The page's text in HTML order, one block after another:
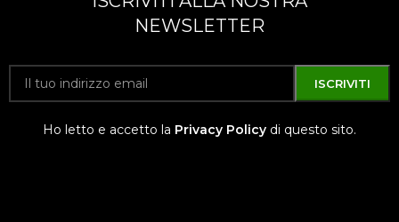
NEWSLETTER
Ho letto e accetto la Privacy Policy di questo sito.